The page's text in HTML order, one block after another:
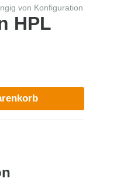
von Konfiguration
HPL